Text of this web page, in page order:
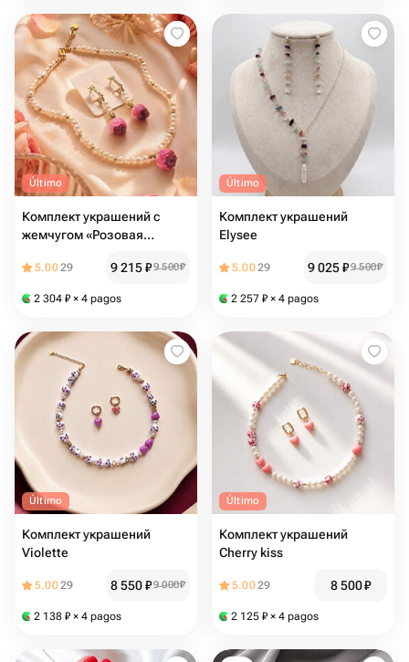
Último
Комплект украшений с
жемчугом «Розовая
5.0029 9 215₽9 500₽
2 304 ₽ × 4 pagos
Último
Комплект украшений
Elysee
5.0029 9 025₽9 500₽
2 257 ₽ × 4 pagos
Último
Комплект украшений
Violette
5.0029 8 550₽9 000₽
2 138 ₽ × 4 pagos
Último
Комплект украшений
Cherry kiss
5.0029 8 500₽
2 125 ₽ × 4 pagos